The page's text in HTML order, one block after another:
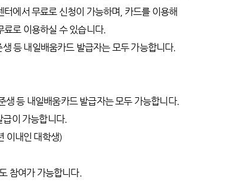
에서 무료로 신청이 가능하며, 카드를 이용해
료로 이용하실 수 있습니다.
등 내일배움카드 발급자는 모두 가능합니다.
생 등 내일배움카드 발급자는 모두 가능합니다.
이 가능합니다.
이내인 대학생)
참여가 가능합니다.